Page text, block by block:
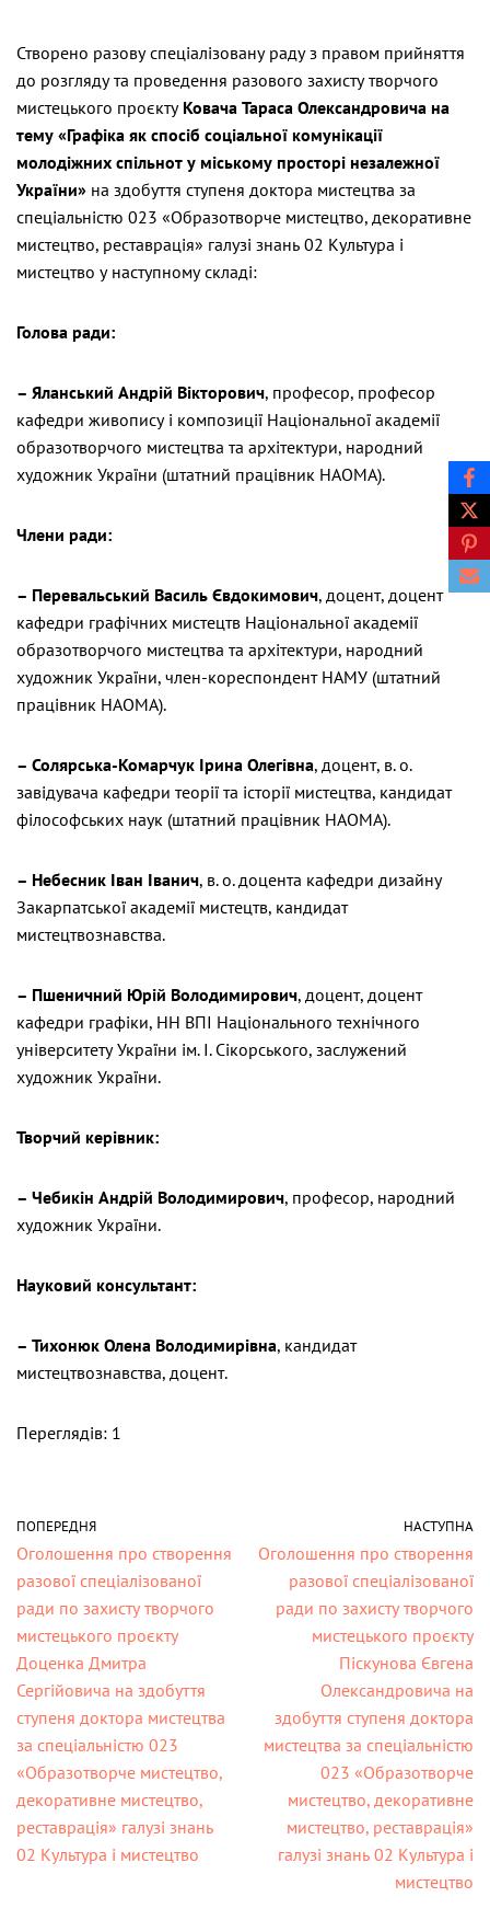
Створено разову спеціалізовану раду з правом прийняття
до розгляду та проведення разового захисту творчого
мистецького проєкту Ковача Тараса Олександровича на
тему «Графіка як спосіб соціальної комунікації
молодіжних спільнот у міському просторі незалежної
України» на здобуття ступеня доктора мистецтва за
спеціальністю 023 «Образотворче мистецтво, декоративне
мистецтво, реставрація» галузі знань 02 Культура і
мистецтво у наступному складі:
Голова ради:
– Яланський Андрій Вікторович, професор, професор
кафедри живопису і композиції Національної академії
образотворчого мистецтва та архітектури, народний
художник України (штатний працівник НАОМА).
Члени ради:
– Перевальський Василь Євдокимович, доцент, доцент
кафедри графічних мистецтв Національної академії
образотворчого мистецтва та архітектури, народний
художник України, член-кореспондент НАМУ (штатний
працівник НАОМА).
– Солярська-Комарчук Ірина Олегівна, доцент, в. о.
завідувача кафедри теорії та історії мистецтва, кандидат
філософських наук (штатний працівник НАОМА).
– Небесник Іван Іванич, в. о. доцента кафедри дизайну
Закарпатської академії мистецтв, кандидат
мистецтвознавства.
– Пшеничний Юрій Володимирович, доцент, доцент
кафедри графіки, НН ВПІ Національного технічного
університету України ім. І. Сікорського, заслужений
художник України.
Творчий керівник:
– Чебикін Андрій Володимирович, професор, народний
художник України.
Науковий консультант:
– Тихонюк Олена Володимирівна, кандидат
мистецтвознавства, доцент.
Переглядів: 1
ПОПЕРЕДНЯ
Оголошення про створення
разової спеціалізованої
ради по захисту творчого
мистецького проєкту
Доценка Дмитра
Сергійовича на здобуття
ступеня доктора мистецтва
за спеціальністю 023
«Образотворче мистецтво,
декоративне мистецтво,
реставрація» галузі знань
02 Культура і мистецтво
НАСТУПНА
Оголошення про створення
разової спеціалізованої
ради по захисту творчого
мистецького проєкту
Піскунова Євгена
Олександровича на
здобуття ступеня доктора
мистецтва за спеціальністю
023 «Образотворче
мистецтво, декоративне
мистецтво, реставрація»
галузі знань 02 Культура і
мистецтво